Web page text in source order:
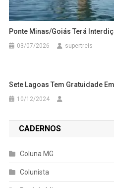
Ponte Minas/Goiás Terá
03/07/2026 supertreis
Sete Lagoas Tem Gratuidade
10/12/2024
CADERNOS
Coluna MG
Colunista